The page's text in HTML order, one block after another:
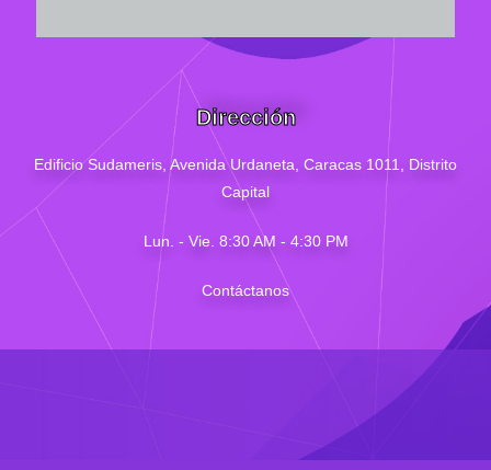
Dirección
Edificio Sudameris, Avenida Urdaneta, Caracas 1011, Distrito
Capital
Lun. - Vie. 8:30 AM - 4:30 PM
Contáctanos